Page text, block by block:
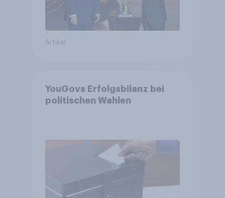
Artikel
YouGovs Erfolgsbilanz bei
politischen Wahlen